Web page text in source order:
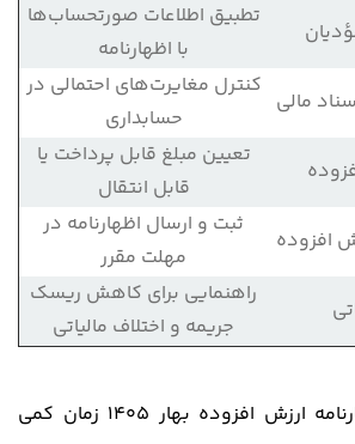
تطبیق اطلاعات صورتحساب‌ها
با اظهارنامه
مالی
کنترل مغایرت‌های احتمالی در
حسابداری
تعیین مبلغ قابل پرداخت یا
قابل انتقال
افزوده
ثبت و ارسال اظهارنامه در
مهلت مقرر
راهنمایی برای کاهش ریسک
جریمه و اختلاف مالیاتی
اگر برای ارسال اظهارنامه ارزش افزوده بهار 1405 زمان کمی